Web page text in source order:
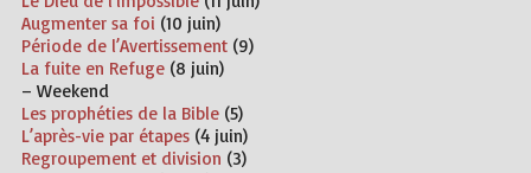
Augmenter sa foi (10 juin)
Période de l’Avertissement(9)
La fuite en Refuge(8 juin)
– Weekend
Les prophéties de la Bible(5)
L’après-vie par étapes(4 juin)
Regroupement et division (3)